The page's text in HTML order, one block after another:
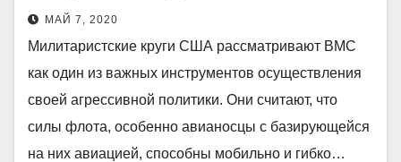
МАЙ 7, 2020
Милитаристские круги США рассматривают ВМС
как один из важных инструментов осуществления
своей агрессивной политики. Они считают, что
силы флота, особенно авианосцы с базирующейся
на них авиацией, способны мобильно и гибко…